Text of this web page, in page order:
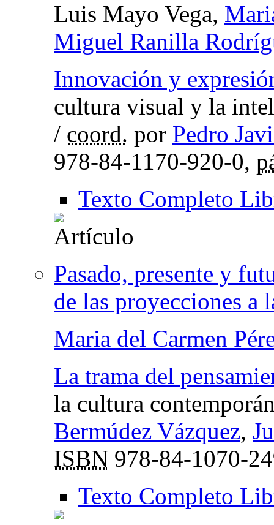
Luis Mayo Vega,
Miguel Ranilla
Innovación y
cultura visual y la
/ coord. por Pedro
978-84-1170-920-0,
Texto Completo
Pasado, presente y
de las proyecciones
Maria del Carmen
La trama del
la cultura
Bermúdez Vázquez,
ISBN 978-84-1070-
Texto Completo